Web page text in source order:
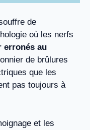
de
où les nerfs
erronés au
de brûlures
que les
pas toujours à
et les